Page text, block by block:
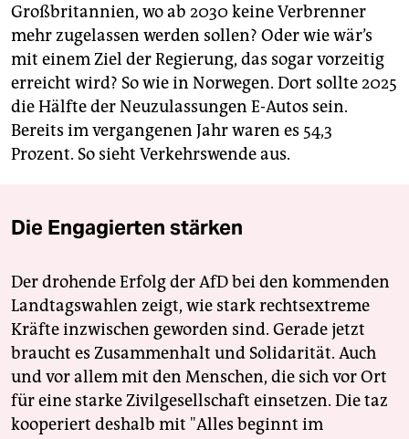
Großbritannien, wo ab 2030 keine Verbrenner
mehr zugelassen werden sollen? Oder wie wär’s
mit einem Ziel der Regierung, das sogar vorzeitig
erreicht wird? So wie in Norwegen. Dort sollte 2025
die Hälfte der Neuzulassungen E-Autos sein.
Bereits im vergangenen Jahr waren es 54,3
Prozent. So sieht Verkehrswende aus.
Die Engagierten stärken
Der drohende Erfolg der AfD bei den kommenden
Landtagswahlen zeigt, wie stark rechtsextreme
Kräfte inzwischen geworden sind. Gerade jetzt
braucht es Zusammenhalt und Solidarität. Auch
und vor allem mit den Menschen, die sich vor Ort
für eine starke Zivilgesellschaft einsetzen. Die taz
kooperiert deshalb mit "Alles beginnt im